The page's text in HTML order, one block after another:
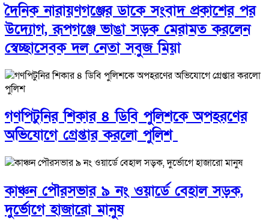
দৈনিক নারায়ণগঞ্জের ডাকে সংবাদ প্রকাশের পর
উদ্যোগ, রূপগঞ্জে ভাঙা সড়ক মেরামত করলেন
স্বেচ্ছাসেবক দল নেতা সবুজ মিয়া
গণপিটুনির শিকার ৪ ডিবি পুলিশকে অপহরণের
অভিযোগে গ্রেপ্তার করলো পুলিশ
কাঞ্চন পৌরসভার ৯ নং ওয়ার্ডে বেহাল সড়ক,
দুর্ভোগে হাজারো মানুষ